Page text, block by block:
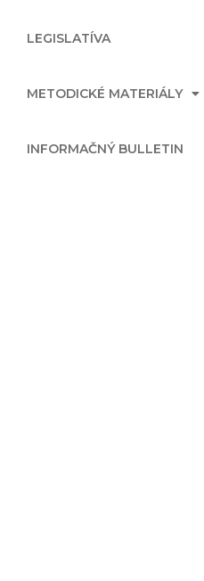
LEGISLATÍVA
METODICKÉ MATERIÁLY
INFORMAČNÝ BULLETIN